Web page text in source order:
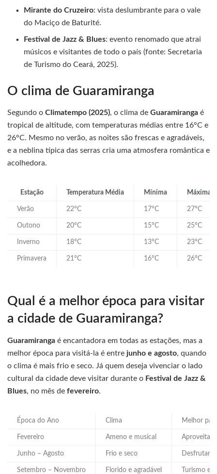
Mirante do Cruzeiro: vista deslumbrante para o vale
do Maciço de Baturité.
Festival de Jazz & Blues: evento renomado que atrai
músicos e visitantes de todo o país (fonte: Secretaria
de Turismo do Ceará, 2025).
O clima de Guaramiranga
Segundo o Climatempo (2025), o clima de Guaramiranga é
tropical de altitude, com temperaturas médias entre 16°C e
26°C. Mesmo no verão, as noites são frescas e agradáveis,
e a neblina típica das serras cria uma atmosfera romântica e
acolhedora.
Estação Temperatura Média Mínima Máxima
Verão 22°C 17°C 27°C
Outono 20°C 15°C 25°C
Inverno 18°C 13°C 23°C
Primavera 21°C 16°C 26°C
Qual é a melhor época para visitar
a cidade de Guaramiranga?
Guaramiranga é encantadora em todas as estações, mas a
melhor época para visitá-la é entre junho e agosto, quando
o clima é mais frio e seco. Já quem deseja vivenciar o lado
cultural da cidade deve visitar durante o Festival de Jazz &
Blues, no mês de fevereiro.
Época do Ano Clima Melhor
Fevereiro Ameno e musical Aproveitar
Junho – Agosto Frio e seco Desfrutar
Setembro – Novembro Florido e agradável Turismo